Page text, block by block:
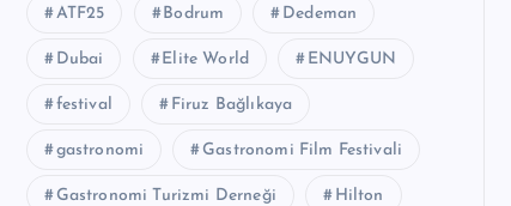
ATF25 Bodrum Dedeman
Dubai Elite World ENUYGUN
festival Firuz Bağlıkaya
gastronomi Gastronomi Film Festivali
Gastronomi Turizmi Derneği Hilton